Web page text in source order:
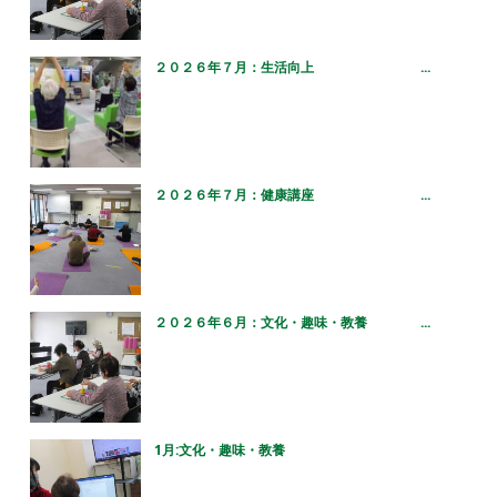
２０２６年７月：生活向上 ...
２０２６年７月：健康講座 ...
２０２６年６月：文化・趣味・教養 ...
1月:文化・趣味・教養